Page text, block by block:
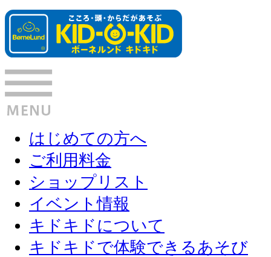
はじめての方へ
ご利用料金
ショップリスト
イベント情報
キドキドについて
キドキドで体験できるあそび